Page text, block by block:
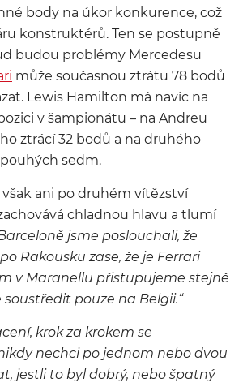
body na úkor konkurence, což
konstruktérů. Ten se postupně
budou problémy Mercedesu
může současnou ztrátu 78 bodů
Lewis Hamilton má navíc na
v šampionátu – na Andreu
ztrácí 32 bodů a na druhého
sedm.
však ani po druhém vítězství
chladnou hlavu a tlumí
jsme poslouchali, že
Rakousku zase, že je Ferrari
v Maranellu přistupujeme stejně
pouze na Belgii.“
krok za krokem se
nechci po jednom nebo dvou
jestli to byl dobrý, nebo špatný